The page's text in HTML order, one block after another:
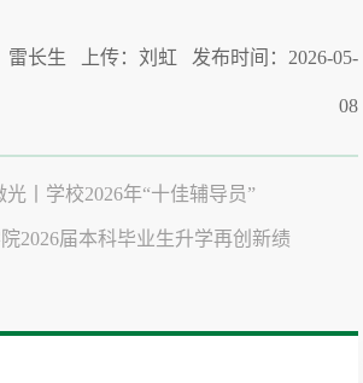
长生 上传：刘虹 发布时间：2026-05-
08
光丨学校2026年“十佳辅导员”
2026届本科毕业生升学再创新绩